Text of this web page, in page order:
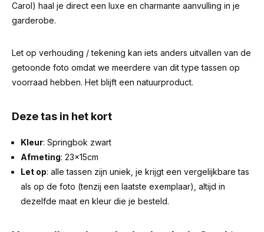
Carol) haal je direct een luxe en charmante aanvulling in je
garderobe.
Let op verhouding / tekening kan iets anders uitvallen van de
getoonde foto omdat we meerdere van dit type tassen op
voorraad hebben. Het blijft een natuurproduct.
Deze tas in het kort
Kleur: Springbok zwart
Afmeting: 23x15cm
Let op: alle tassen zijn uniek, je krijgt een vergelijkbare tas
als op de foto (tenzij een laatste exemplaar), altijd in
dezelfde maat en kleur die je besteld.